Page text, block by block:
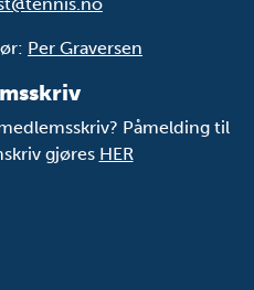
Per Graversen
Påmelding til
gjøres HER